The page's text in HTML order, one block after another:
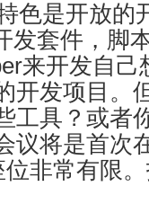
色是开放的
发套件，脚
来开发自
开发项目。
工具？或者
议将是首次
非常有限